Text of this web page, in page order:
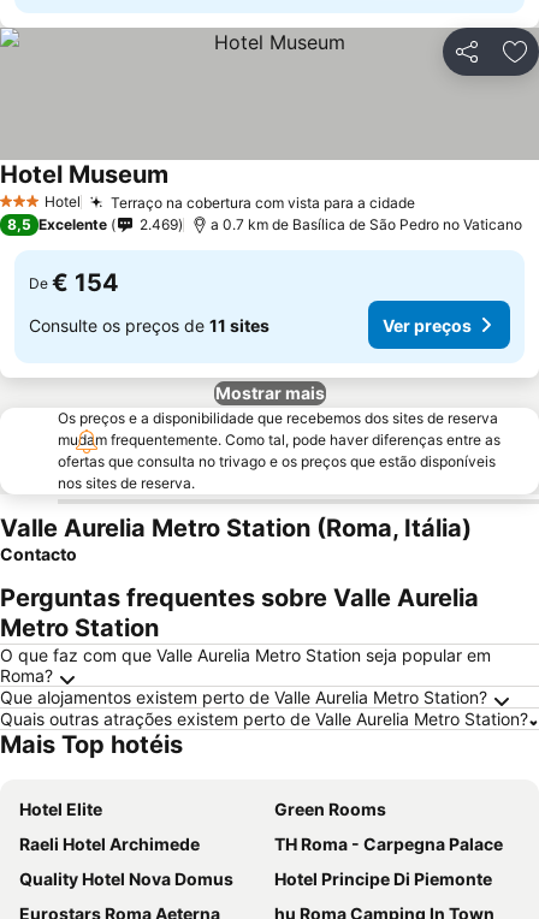
Partilhar
3 EstrelasHotel Terraço na cobertura com vista para a cidade
Hotel Museum
8,5 Excelente 2.469 a 0.7 km de Basílica de São Pedro no Vaticano
De € 154
Consulte os preços de 11 sites Ver preços
Mostrar mais
Os preços e a disponibilidade que recebemos dos sites de reserva
mudam frequentemente. Como tal, pode haver diferenças entre as
ofertas que consulta no trivago e os preços que estão disponíveis
nos sites de reserva.
Valle Aurelia Metro Station (Roma, Itália)
Contacto
Perguntas frequentes sobre Valle Aurelia
Metro Station
O que faz com que Valle Aurelia Metro Station seja popular em
Roma?
Que alojamentos existem perto de Valle Aurelia Metro Station?
Quais outras atrações existem perto de Valle Aurelia Metro Station?
Mais Top hotéis
Hotel Elite
Green Rooms
Raeli Hotel Archimede
TH Roma - Carpegna Palace
Quality Hotel Nova Domus
Hotel Principe Di Piemonte
Eurostars Roma Aeterna
hu Roma Camping In Town